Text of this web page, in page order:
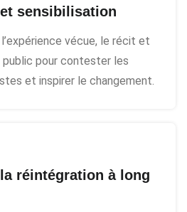
sensibilisation
l’expérience vécue, le récit et
public pour contester les
et inspirer le changement.
réintégration à long